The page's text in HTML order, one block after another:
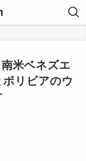
南米ベネズエ
リビアのウ